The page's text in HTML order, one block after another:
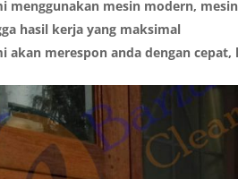
menggunakan mesin modern,
hasil kerja yang maksimal
akan merespon anda dengan